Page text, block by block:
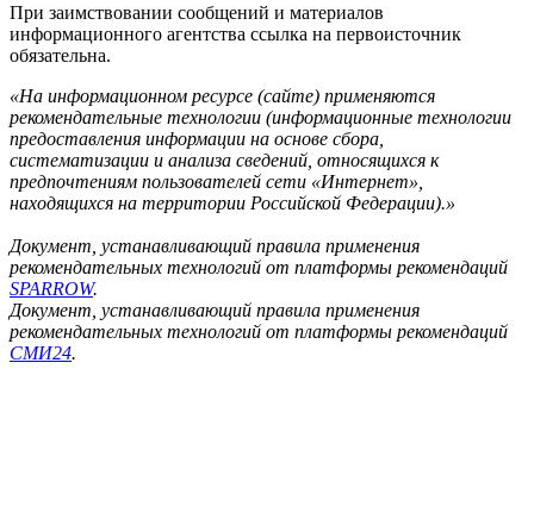
При заимствовании сообщений и материалов
информационного агентства ссылка на первоисточник
обязательна.
«На информационном ресурсе (сайте) применяются
рекомендательные технологии (информационные технологии
предоставления информации на основе сбора,
систематизации и анализа сведений, относящихся к
предпочтениям пользователей сети «Интернет»,
находящихся на территории Российской Федерации).»
Документ, устанавливающий правила применения
рекомендательных технологий от платформы рекомендаций
SPARROW.
Документ, устанавливающий правила применения
рекомендательных технологий от платформы рекомендаций
СМИ24.